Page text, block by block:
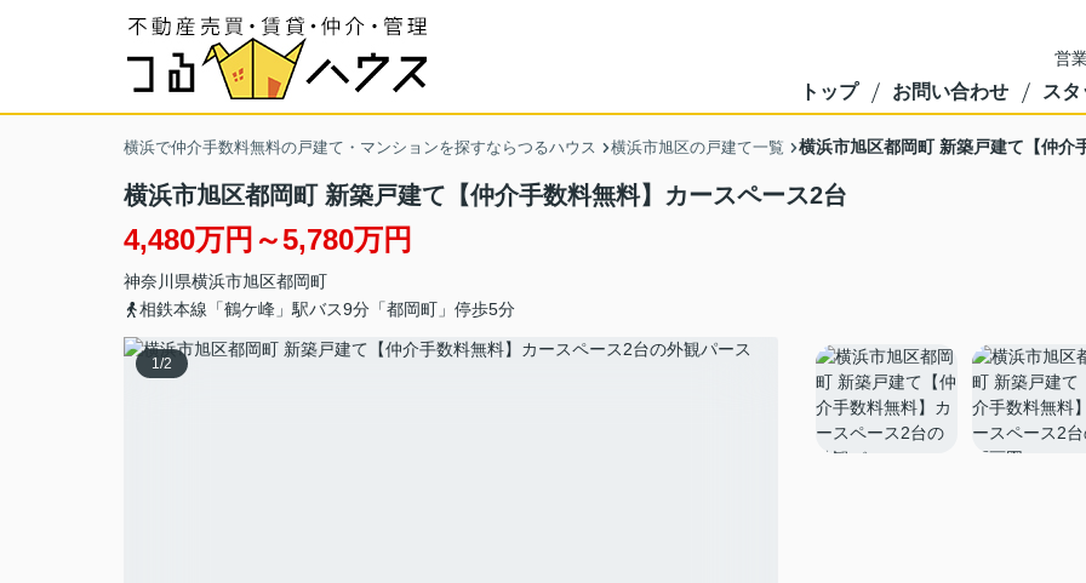
営
トップ お問い合わせ ス
横浜で仲介手数料無料の戸建て・マンションを探すならつるハウス 横浜市旭区の戸建て一覧 横浜市旭区都岡町 新築戸建て【仲介
横浜市旭区都岡町 新築戸建て【仲介手数料無料】カースペース2台
4,480万円～5,780万円
神奈川県横浜市旭区都岡町
相鉄本線「鶴ケ峰」駅バス9分「都岡町」停歩5分
1/2